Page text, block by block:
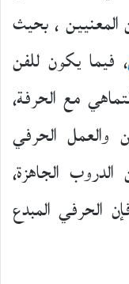
، بحيث
، فيما يكون للفن
مع الحرفة،
والعمل الحرفي
الجاهزة،
الحرفي المبدع